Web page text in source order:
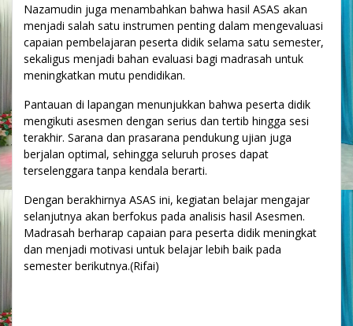
Nazamudin juga menambahkan bahwa hasil ASAS akan
menjadi salah satu instrumen penting dalam mengevaluasi
capaian pembelajaran peserta didik selama satu semester,
sekaligus menjadi bahan evaluasi bagi madrasah untuk
meningkatkan mutu pendidikan.
Pantauan di lapangan menunjukkan bahwa peserta didik
mengikuti asesmen dengan serius dan tertib hingga sesi
terakhir. Sarana dan prasarana pendukung ujian juga
berjalan optimal, sehingga seluruh proses dapat
terselenggara tanpa kendala berarti.
Dengan berakhirnya ASAS ini, kegiatan belajar mengajar
selanjutnya akan berfokus pada analisis hasil Asesmen.
Madrasah berharap capaian para peserta didik meningkat
dan menjadi motivasi untuk belajar lebih baik pada
semester berikutnya.(Rifai)